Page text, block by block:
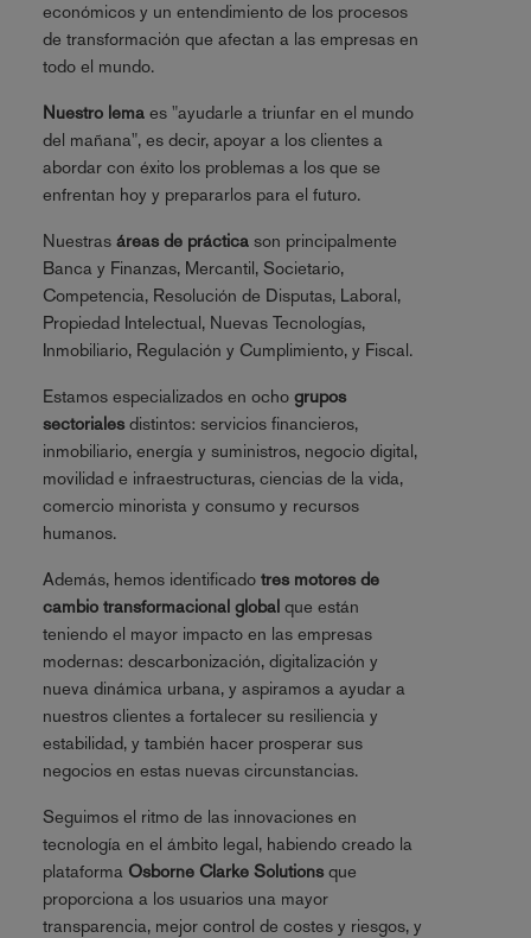
económicos y un entendimiento de los procesos
de transformación que afectan a las empresas en
todo el mundo.
Nuestro lemaes "ayudarle a triunfar en el mundo
del mañana", es decir, apoyar a los clientes a
abordar con éxito los problemas a los que se
enfrentan hoy y prepararlos para el futuro.
Nuestras áreas de prácticason principalmente
Banca y Finanzas, Mercantil, Societario,
Competencia, Resolución de Disputas, Laboral,
Propiedad Intelectual, Nuevas Tecnologías,
Inmobiliario, Regulación y Cumplimiento, y Fiscal.
Estamos especializados en ocho grupos
sectorialesdistintos: servicios financieros,
inmobiliario, energía y suministros, negocio digital,
movilidad e infraestructuras, ciencias de la vida,
comercio minorista y consumo y recursos
humanos.
Además, hemos identificado tres motores de
cambio transformacional global que están
teniendo el mayor impacto en las empresas
modernas: descarbonización, digitalización y
nueva dinámica urbana, y aspiramos a ayudar a
nuestros clientes a fortalecer su resiliencia y
estabilidad, y también hacer prosperar sus
negocios en estas nuevas circunstancias.
Seguimos el ritmo de las innovaciones en
tecnología en el ámbito legal, habiendo creado la
plataforma Osborne Clarke Solutionsque
proporciona a los usuarios una mayor
transparencia, mejor control de costes y riesgos, y